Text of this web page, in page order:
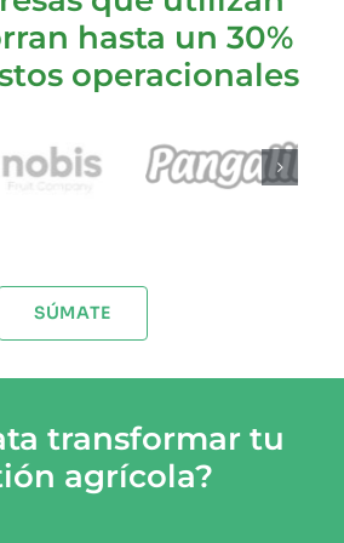
hasta un 30%
operacionales
SÚMATE
transformar tu
agrícola?